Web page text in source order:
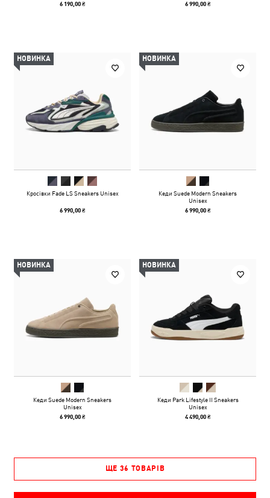
6 190,00 ₴ 6 990,00 ₴
НОВИНКА
Кросівки Fade LS Sneakers Unisex
6 990,00 ₴
НОВИНКА
Кеди Suede Modern Sneakers
Unisex
6 990,00 ₴
НОВИНКА
Кеди Suede Modern Sneakers
Unisex
6 990,00 ₴
НОВИНКА
Кеди Park Lifestyle II Sneakers
Unisex
4 490,00 ₴
ЩЕ 36 ТОВАРІВ